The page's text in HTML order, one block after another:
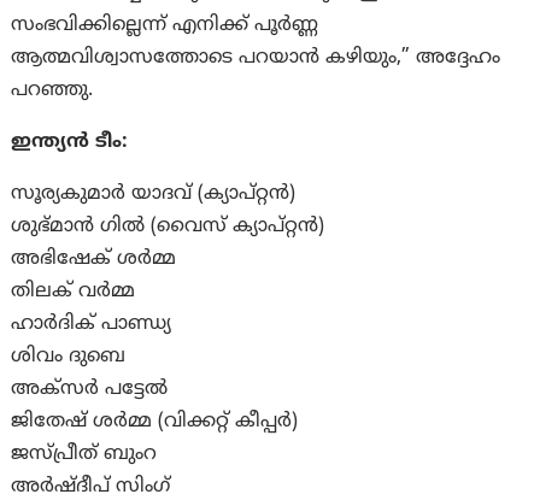
സംഭവിക്കില്ലെന്ന് എനിക്ക് പൂർണ്ണ
ആത്മവിശ്വാസത്തോടെ പറയാൻ കഴിയും,” അദ്ദേഹം
പറഞ്ഞു.
ഇന്ത്യൻ ടീം:
സൂര്യകുമാർ യാദവ് (ക്യാപ്റ്റൻ)
ശുഭ്മാൻ ഗിൽ (വൈസ് ക്യാപ്റ്റൻ)
അഭിഷേക് ശർമ്മ
തിലക് വർമ്മ
ഹാർദിക് പാണ്ഡ്യ
ശിവം ദുബെ
അക്സർ പട്ടേൽ
ജിതേഷ് ശർമ്മ (വിക്കറ്റ് കീപ്പർ)
ജസ്പ്രീത് ബുംറ
അർഷ്ദീപ് സിംഗ്